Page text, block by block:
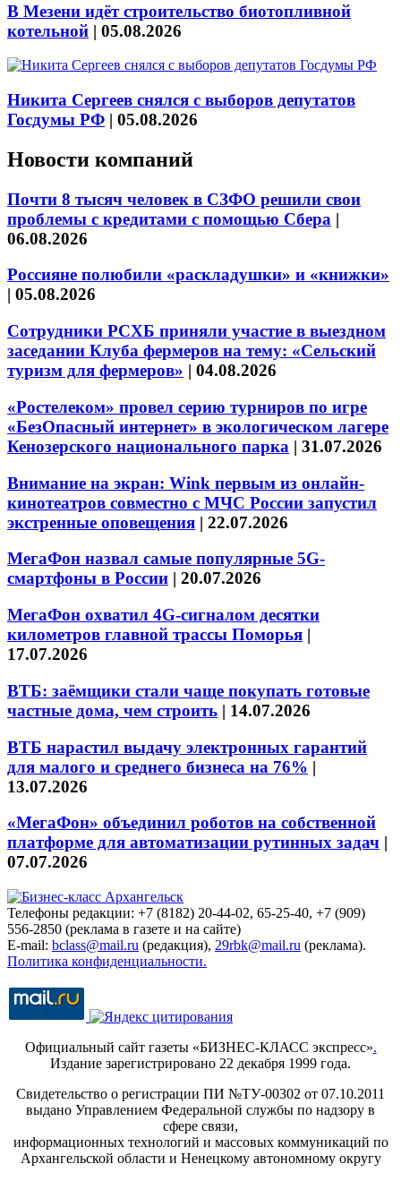
В Мезени идёт строительство биотопливной
котельной | 05.08.2026
Никита Сергеев снялся с выборов депутатов
Госдумы РФ | 05.08.2026
Новости компаний
Почти 8 тысяч человек в СЗФО решили свои
проблемы с кредитами с помощью Сбера |
06.08.2026
Россияне полюбили «раскладушки» и «книжки»
| 05.08.2026
Сотрудники РСХБ приняли участие в выездном
заседании Клуба фермеров на тему: «Сельский
туризм для фермеров» | 04.08.2026
«Ростелеком» провел серию турниров по игре
«БезОпасный интернет» в экологическом лагере
Кенозерского национального парка | 31.07.2026
Внимание на экран: Wink первым из онлайн-
кинотеатров совместно с МЧС России запустил
экстренные оповещения | 22.07.2026
МегаФон назвал самые популярные 5G-
смартфоны в России | 20.07.2026
МегаФон охватил 4G-сигналом десятки
километров главной трассы Поморья |
17.07.2026
ВТБ: заёмщики стали чаще покупать готовые
частные дома, чем строить | 14.07.2026
ВТБ нарастил выдачу электронных гарантий
для малого и среднего бизнеса на 76% |
13.07.2026
«МегаФон» объединил роботов на собственной
платформе для автоматизации рутинных задач |
07.07.2026
Телефоны редакции: +7 (8182) 20-44-02, 65-25-40, +7 (909)
556-2850 (реклама в газете и на сайте)
E-mail: bclass@mail.ru (редакция), 29rbk@mail.ru (реклама).
Политика конфиденциальности.
Официальный сайт газеты «БИЗНЕС-КЛАСС экспресс».
Издание зарегистрировано 22 декабря 1999 года.
Свидетельство о регистрации ПИ №ТУ-00302 от 07.10.2011
выдано Управлением Федеральной службы по надзору в
сфере связи,
информационных технологий и массовых коммуникаций по
Архангельской области и Ненецкому автономному округу